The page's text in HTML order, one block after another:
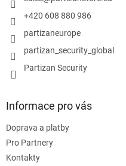
+420 608 880 986
partizaneurope
partizan_security_global
Partizan Security
Informace pro vás
Doprava a platby
Pro Partnery
Kontakty